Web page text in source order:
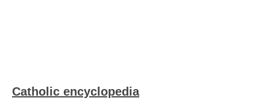
Catholic encyclopedia